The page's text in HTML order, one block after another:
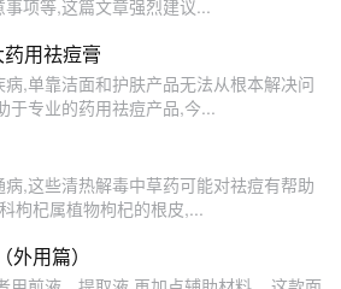
项等,这篇文章强烈建议...
用祛痘膏
,单靠洁面和护肤产品无法从根本解决问
于专业的药用祛痘产品,今...
,这些清热解毒中草药可能对祛痘有帮助
枸杞属植物枸杞的根皮,...
用篇）